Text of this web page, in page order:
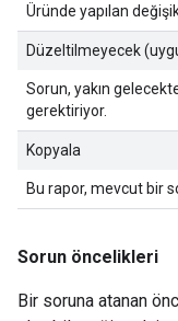
Üründe yapılan
Düzeltilmeyecek
Sorun, yakın
gerektiriyor.
Kopyala
Bu rapor, mevcut bir
Sorun öncelikleri
Bir soruna atanan